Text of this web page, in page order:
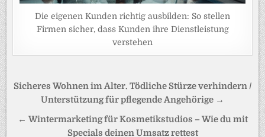
Die eigenen Kunden richtig ausbilden: So stellen
Firmen sicher, dass Kunden ihre Dienstleistung
verstehen
Beitragsnavigation
Sicheres Wohnen im Alter. Tödliche Stürze verhindern /
Unterstützung für pflegende Angehörige →
← Wintermarketing für Kosmetikstudios – Wie du mit
Specials deinen Umsatz rettest